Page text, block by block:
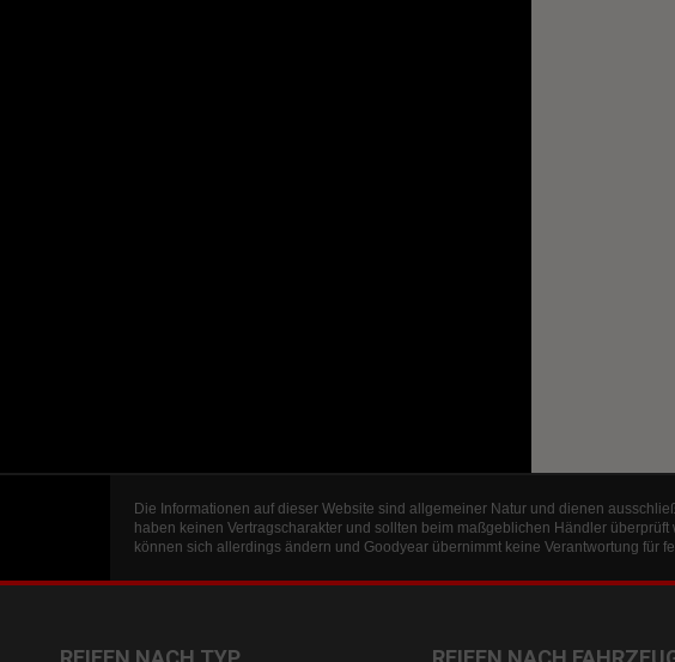
Die Informationen auf dieser Website sind allgemeiner Natur und dienen
haben keinen Vertragscharakter und sollten beim maßgeblichen Händler
können sich allerdings ändern und Goodyear übernimmt keine Verantwortung für